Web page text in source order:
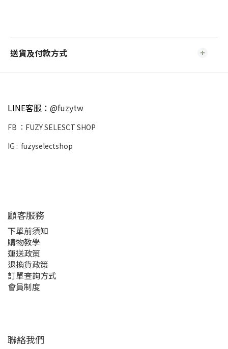
送貨及付款方式
LINE客服： @fuzytw
FB ： FUZY SELESCT SHOP
IG : fuzyselectshop
顧客服務
下單前須知
購物教學
運送政策
退換貨政策
訂單查詢方式
會員制度
聯絡我們